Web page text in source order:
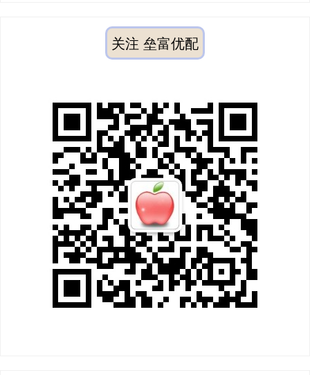
关注 垒富优配